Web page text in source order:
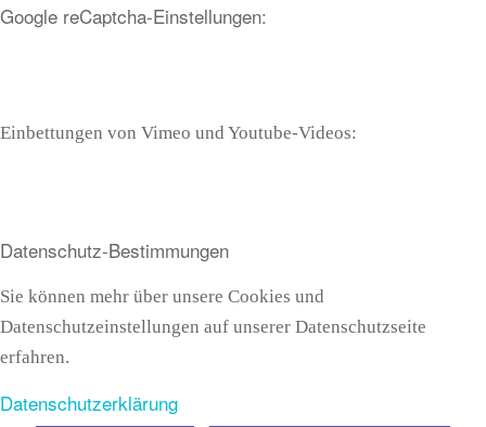
Google reCaptcha-Einstellungen:
Einbettungen von Vimeo und Youtube-Videos:
Datenschutz-Bestimmungen
Sie können mehr über unsere Cookies und
Datenschutzeinstellungen auf unserer Datenschutzseite
erfahren.
Datenschutzerklärung